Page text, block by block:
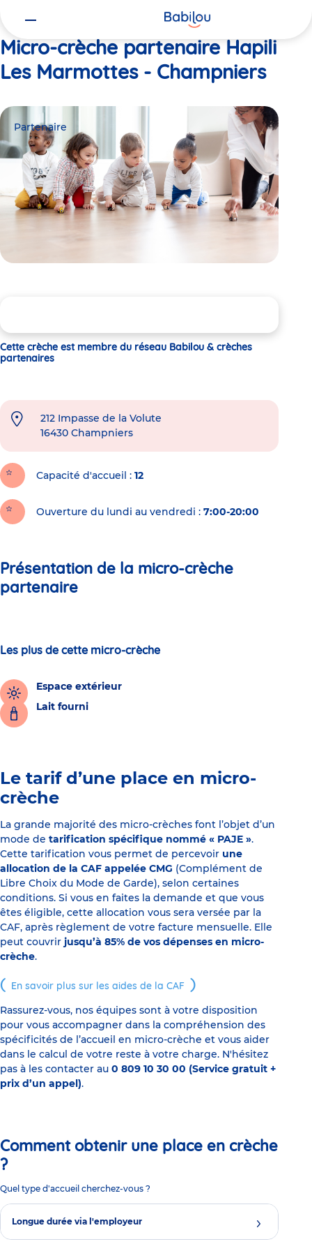
Micro-crèche partenaire Hapili
Les Marmottes - Champniers
Partenaire
Cette crèche est membre du réseau Babilou & crèches
partenaires
212 Impasse de la Volute
16430 Champniers
Capacité d'accueil 12
Ouverture du lundi au vendredi : 7:00-20:00
Présentation de la micro-crèche
partenaire
Les plus de cette micro-crèche
Espace extérieur
Lait fourni
Le tarif d’une place en micro-
crèche
La grande majorité des micro-crèches font l’objet d’un
mode de tarification spécifique nommé « PAJE ».
Cette tarification vous permet de percevoir une
allocation de la CAF appelée CMG (Complément de
Libre Choix du Mode de Garde), selon certaines
conditions. Si vous en faites la demande et que vous
êtes éligible, cette allocation vous sera versée par la
CAF, après règlement de votre facture mensuelle. Elle
peut couvrir jusqu’à 85% de vos dépenses en micro-
crèche.
En savoir plus sur les aides de la CAF
Rassurez-vous, nos équipes sont à votre disposition
pour vous accompagner dans la compréhension des
spécificités de l’accueil en micro-crèche et vous aider
dans le calcul de votre reste à votre charge. N'hésitez
pas à les contacter au 0 809 10 30 00 (Service gratuit +
prix d’un appel).
Comment obtenir une place en crèche
?
Quel type d'accueil cherchez-vous ?
Longue durée via l'employeur